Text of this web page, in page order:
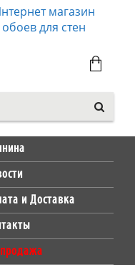
магазин
обоев для стен
и Доставка